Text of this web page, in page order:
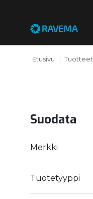
Etusivu Tuotteet
Suodata
Merkki
Tuotetyyppi